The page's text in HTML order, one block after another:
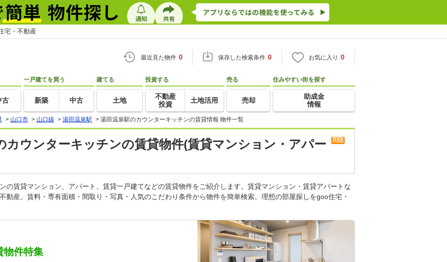
宅・不動産
最近見た物件 0 保存した検索条件 0 お気に入り 0
古
一戸建てを買う
新築 中古
建てる
土地
投資する
不動産
投資
土地活用
売る
売却
住みやすい街を探す
助成金
情報
> 山口市 > 山口線 > 湯田温泉駅 > 湯田温泉駅のカウンターキッチンの賃貸情報 物件一覧
カウンターキッチンの賃貸物件(賃貸マンション・アパー
の賃貸マンション、アパート、賃貸一戸建てなどの賃貸物件をご紹介します。賃貸マンション・賃貸アパートな
動産。賃料・専有面積・間取り・写真・人気のこだわり条件から物件を簡単検索。理想の部屋探しをgoo住宅・
物件特集